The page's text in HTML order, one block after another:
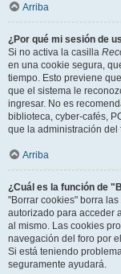
Arriba
¿Por qué mi sesión de
Si no activa la casilla
en una cookie segura,
tiempo. Esto previene
que el sistema le
ingresar. No es
biblioteca, cyber-cafés,
que la administración
Arriba
¿Cuál es la función de
"Borrar cookies" borra
autorizado para acceder
al mismo. Las cookies
navegación del foro por
Si está teniendo
seguramente ayudará.